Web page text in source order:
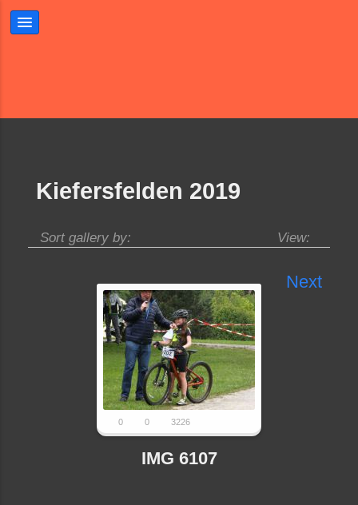
Kiefersfelden 2019
Sort gallery by: View:
0 0 3226
IMG 6107
Next